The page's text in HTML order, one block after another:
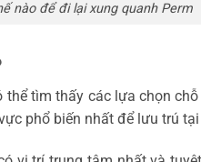
nào để đi lại xung quanh Perm
thể tìm thấy các lựa chọn
phổ biến nhất để lưu trú tại